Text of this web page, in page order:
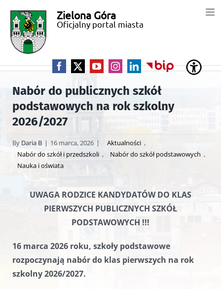
zawartości
Miasto
Zielona
Góra
Zielona Góra
Oficjalny portal miasta
Facebook
X YouTubeInstagramLinkedInBIP
Nabór do publicznych szkół
podstawowych na rok szkolny
2026/2027
By Daria B | 16 marca, 2026 | Aktualności ,
Nabór do szkół i przedszkoli , Nabór do szkół podstawowych ,
Nauka i oświata
UWAGA RODZICE KANDYDATÓW DO KLAS
PIERWSZYCH PUBLICZNYCH SZKÓŁ
PODSTAWOWYCH !!!
16 marca 2026 roku, szkoły podstawowe
rozpoczynają nabór do klas pierwszych na rok
szkolny 2026/2027.